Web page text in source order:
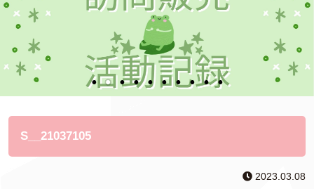
S__21037105
2023.03.08